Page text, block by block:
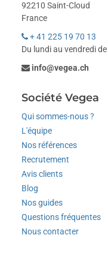
92210 Saint-Cloud
France
+ 41 225 19 70 13
Du lundi au vendredi
info@vegea.ch
Société Vegea
Qui sommes-nous ?
L'équipe
Nos références
Recrutement
Avis clients
Blog
Nos guides
Questions fréquentes
Nous contacter